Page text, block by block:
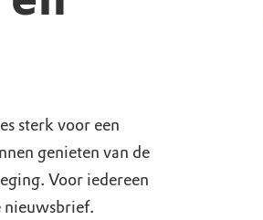
sterk voor een
genieten van de
Voor iedereen
nieuwsbrief.